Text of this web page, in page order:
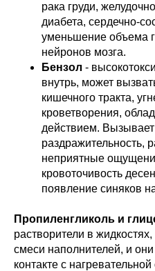
рака груди,
диабета, сердечно-
уменьшение объема
нейронов мозга.
Бензол -
внутрь, может
кишечного тракта,
кроветворения,
действием.
раздражительность,
неприятные
кровоточивость
появление синяков
Пропиленгликоль и
растворители в
смеси наполнителей, и
контакте с